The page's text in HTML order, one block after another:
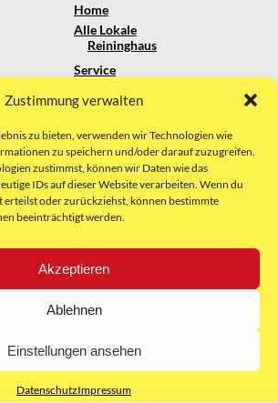
Zustimmung verwalten
zu bieten, verwenden wir Technologien wie
zu speichern und/oder darauf zuzugreifen.
zustimmst, können wir Daten wie das
IDs auf dieser Website verarbeiten. Wenn du
erteilst oder zurückziehst, können bestimmte
beeinträchtigt werden.
Akzeptieren
Ablehnen
Einstellungen ansehen
DatenschutzImpressum
graz.at
Home
Alle Lokale
Reininghaus
Service
Über uns
Impressum
AGB
Datenschutz